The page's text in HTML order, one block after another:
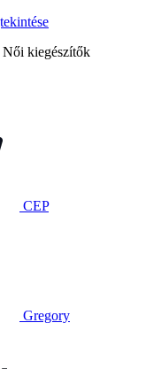
Női kiegészítők
CEP
Gregory